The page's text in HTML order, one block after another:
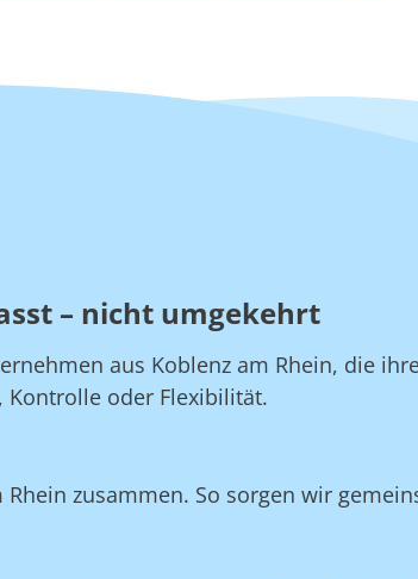
– nicht umgekehrt
aus Koblenz am Rhein, die
Kontrolle oder Flexibilität.
zusammen. So sorgen wir